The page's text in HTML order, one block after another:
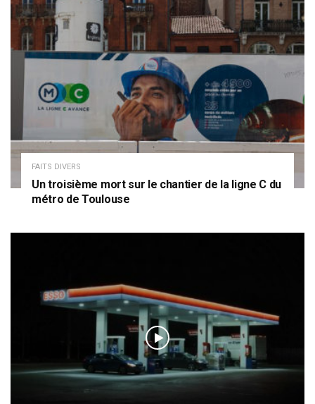
FAITS DIVERS
Un troisième mort sur le chantier de la ligne C du
métro de Toulouse